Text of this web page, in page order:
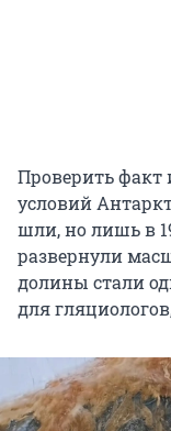
Проверить факт
условий
шли, но лишь в
развернули
долины стали
для